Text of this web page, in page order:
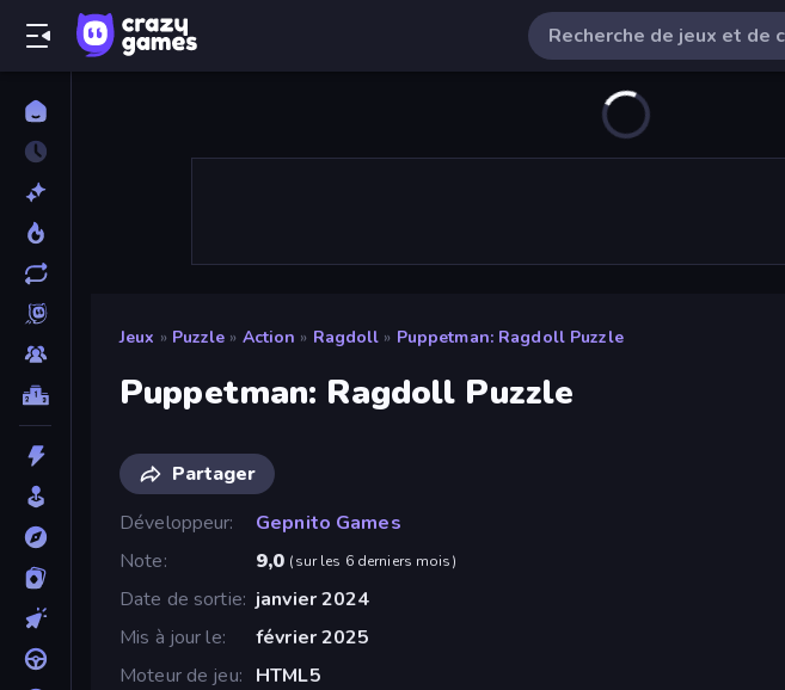
Jeux » Puzzle » Action » Ragdoll » Puppetman: Ragdoll Puzzle
Puppetman: Ragdoll Puzzle
Partager
Développeur
Gepnito Games
Note
9,0 (sur les 6 derniers mois)
Date de sortie janvier 2024
Mis à jour le
février 2025
Moteur de jeu
HTML5